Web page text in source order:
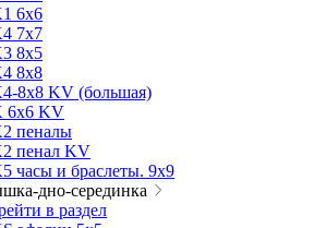
6x6
7х7
8x5
8x8
8x8 KV (большая)
6х6 KV
пеналы
пенал KV
часы и браслеты. 9x9
дно-серединка
в раздел